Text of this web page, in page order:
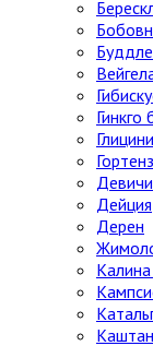
Гинкго
Дейция
Дерен
Каштан